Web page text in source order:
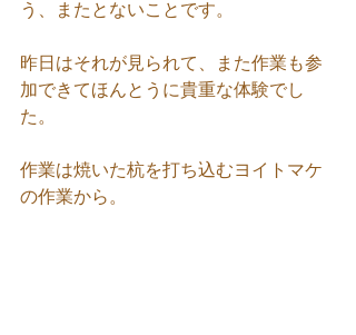
う、またとないことです。
昨日はそれが見られて、また作業も参
加できてほんとうに貴重な体験でし
た。
作業は焼いた杭を打ち込むヨイトマケ
の作業から。